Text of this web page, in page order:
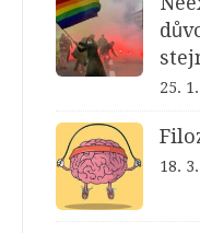
25.
18.